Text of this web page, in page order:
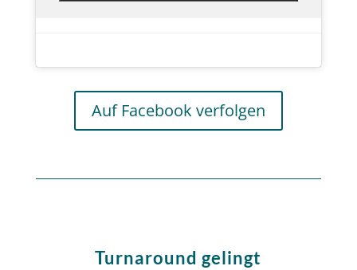
Auf Facebook verfolgen
Turnaround gelingt